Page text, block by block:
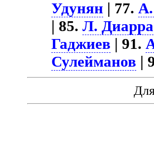
Удунян | 77.
| 85.Л. Диарра
Гаджиев | 91.
Сулейманов |